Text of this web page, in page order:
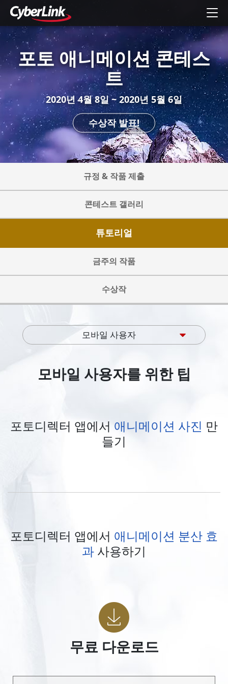
포토 애니메이션 콘테스
트
2020년 4월 8일 ~ 2020년 5월 6일
수상작 발표!
규정 & 작품 제출
콘테스트 갤러리
튜토리얼
금주의 작품
수상작
모바일 사용자
모바일 사용자를 위한 팁
포토디렉터 앱에서 애니메이션 사진 만
들기
포토디렉터 앱에서 애니메이션 분산 효
과 사용하기
무료 다운로드